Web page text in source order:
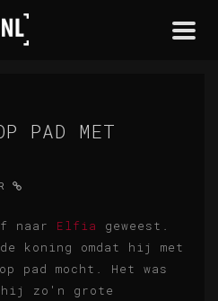
PAD MET
naar Elfia
geweest.
koning omdat hij met
pad mocht. Het was
hij zo'n grote